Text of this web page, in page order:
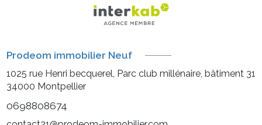
Prodeom immobilier Neuf
1025 rue Henri becquerel, Parc club millénaire, bâtiment 31
34000 Montpellier
0698808674